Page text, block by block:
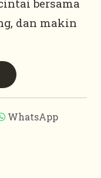
bersama
dan makin
WhatsApp